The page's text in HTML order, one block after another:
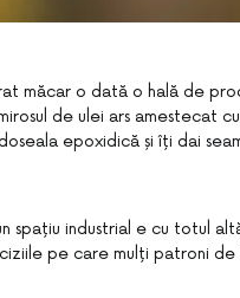
măcar o dată o hală de
de ulei ars amestecat
epoxidică și îți dai
spațiu industrial e cu totul
pe care mulți patroni